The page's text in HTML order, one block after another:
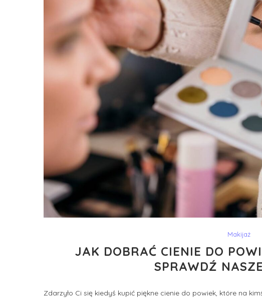
Makijaż
JAK DOBRAĆ CIENIE DO
SPRAWDŹ
Zdarzyło Ci się kiedyś kupić piękne cienie do powiek, które na